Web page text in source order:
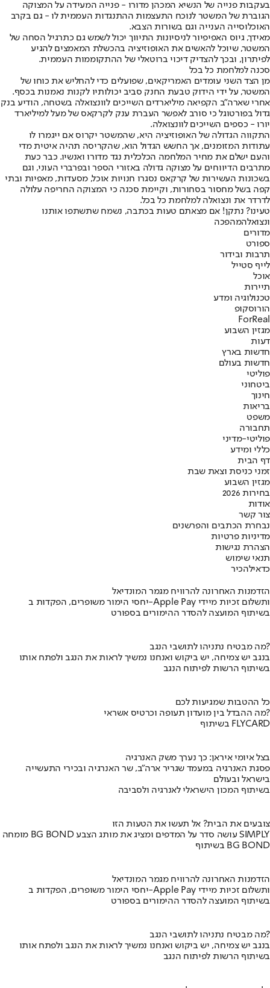
בעקבות פנייה של הנשיא המכהן מדורו - פנייה המעידה על המצוקה
הגוברת של המשטר לנוכח התעצמות ההתנגדות העממית לו - גם בקרב
האוכלוסייה הענייה וגם בשורות הצבא.
מאידך, גיוס האפיפיור לניסיונות התיווך יכול לשמש גם כתרגיל הסחה של
המשטר, שיוכל להאשים את האופוזיציה בהכשלת המאמצים להגיע
לפיתרון, ובכך להצדיק דיכוי ברוטאלי של ההתקוממות העממית.
סכנה למלחמת כל בכל
מן הצד השני עומדים האמריקאים, שפועלים כדי להחליש את כוחו של
המשטר, על ידי הידוק טבעת החנק סביב יכולותיו לקנות נאמנות בכסף.
אחרי שארה״ב הקפיאה מיליארדים השייכים לוונצואלה בשטחה, הודיע בנק
גדול בפורטוגל כי סורב לאפשר העברת ענק לקרקאס של מעל למיליארד
יורו - כספים השייכים לוונצואלה.
התקווה הגדולה של האופוזיציה היא, שהמשטר יקרוס אם ייגמרו לו
עתודות המזומנים, אך החשש הגדול הוא, שהקריסה תהיה איטית מדי
והעם ישלם את מחיר המלחמה הכלכלית נגד מדורו ואנשיו. כבר כעת
מתרבים הדיווחים על מצוקה גדולה באזורי הספר ובפרברי העוני, וגם
בשכונות העשירות של קרקאס נסגרו חנויות אוכל, מסעדות, מאפיות ובתי
קפה בשל מחסור בסחורות, וקיימת סכנה כי המצוקה החריפה עלולה
לדרדר את ונצואלה למלחמת כל בכל.
טעינו? נתקן! אם מצאתם טעות בכתבה, נשמח שתשתפו אותנו
ונצואלהמהפכה
מדורים
ספורט
תרבות ובידור
לייף סטייל
אוכל
תיירות
טכנולוגיה ומדע
הורוסקופ
ForReal
מגזין השבוע
דעות
חדשות בארץ
חדשות בעולם
פוליטי
ביטחוני
חינוך
בריאות
משפט
תחבורה
פוליטי-מדיני
כללי ומידע
דף הבית
זמני כניסת וצאת שבת
מגזין השבוע
בחירות 2026
אודות
צור קשר
נבחרת הכתבים והפרשנים
מדיניות פרטיות
הצהרת נגישות
תנאי שימוש
כדאילהכיר
הזדמנות האחרונה להרוויח מגמר המונדיאל
יחסי הימור משופרים, הפקדות ב-Apple Pay ותשלום זכיות מיידי
בשיתוף המועצה להסדר ההימורים בספורט
מה מבטיח נתניהו לתושבי הנגב?
בנגב יש צמיחה, יש ביקוש ואנחנו נמשיך לראות את הנגב ולפתח אותו
בשיתוף הרשות לפיתוח הנגב
כל ההטבות שמגיעות לכם
מה ההבדל בין מועדון תעופה וכרטיס אשראי?
בשיתוף FLYCARD
בצל איומי איראן: כך נערך משק האנרגיה
פסגת האנרגיה במעמד שגריר ארה"ב, שר האנרגיה ובכירי התעשייה
בישראל ובעולם
בשיתוף המכון הישראלי לאנרגיה ולסביבה
צובעים את הבית? אל תעשו את הטעות הזו
מומחה BG BOND עושה סדר על המדפים ומציג את מותג הצבע SIMPLY
בשיתוף BG BOND
הזדמנות האחרונה להרוויח מגמר המונדיאל
יחסי הימור משופרים, הפקדות ב-Apple Pay ותשלום זכיות מיידי
בשיתוף המועצה להסדר ההימורים בספורט
מה מבטיח נתניהו לתושבי הנגב?
בנגב יש צמיחה, יש ביקוש ואנחנו נמשיך לראות את הנגב ולפתח אותו
בשיתוף הרשות לפיתוח הנגב